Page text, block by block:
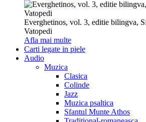
Everghetinos, vol. 3, editie bilingva,
Vatopedi
Afla mai multe
Carti legate in piele
Audio
Muzica
Clasica
Colinde
Jazz
Muzica psaltica
Sfantul Munte Athos